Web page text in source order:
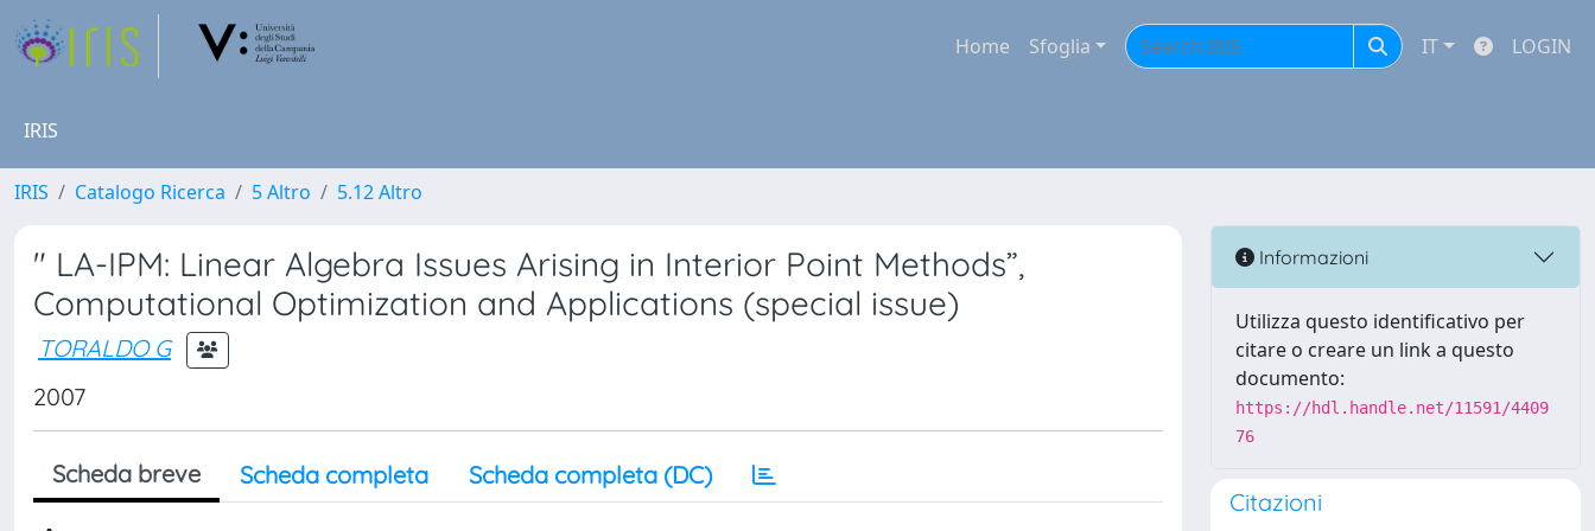
Home Sfoglia IT LOGIN
IRIS
IRIS Catalogo Ricerca 5 Altro 5.12 Altro
" LA-IPM: Linear Algebra Issues Arising in Interior Point Methods”,
Computational Optimization and Applications (special issue)
TORALDO G
2007
Scheda breve Scheda completa Scheda completa (DC)
Informazioni
Utilizza questo identificativo per
citare o creare un link a questo
documento:
https://hdl.handle.net/11591/4409
76
Citazioni